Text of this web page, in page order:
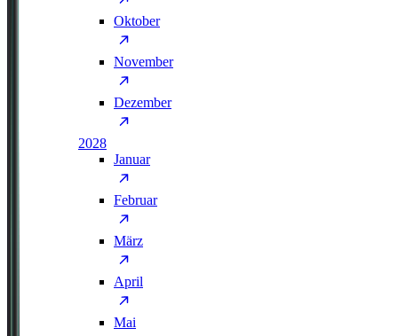
Oktober
November
Dezember
2028
Januar
Februar
März
April
Mai